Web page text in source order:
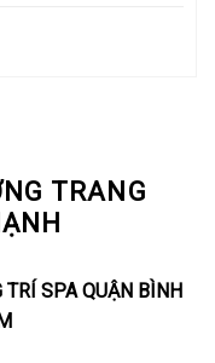
TRANG
TRÍ SPA QUẬN BÌNH